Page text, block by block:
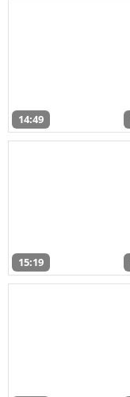
14:49
15:19